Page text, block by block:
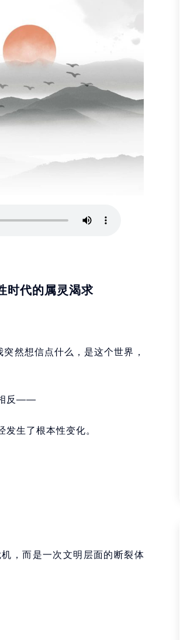
时代的属灵渴求
然想信点什么，是这个世界，
相反——
生了根本性变化。
，而是一次文明层面的断裂体